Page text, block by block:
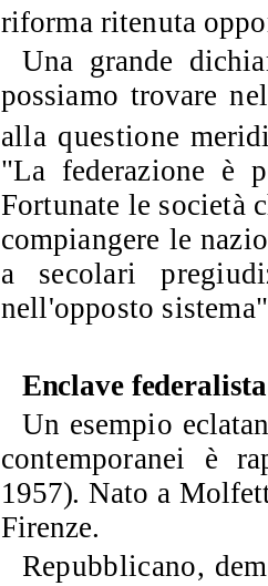
riforma ritenuta
Una grande
possiamo trovare
alla questione
"La federazione è
Fortunate le società
compian­gere le
a secolari
nell'opposto
Enclave
Un esempio
contemporanei è
1957). Nato a
Firenze.
Repubblicano,